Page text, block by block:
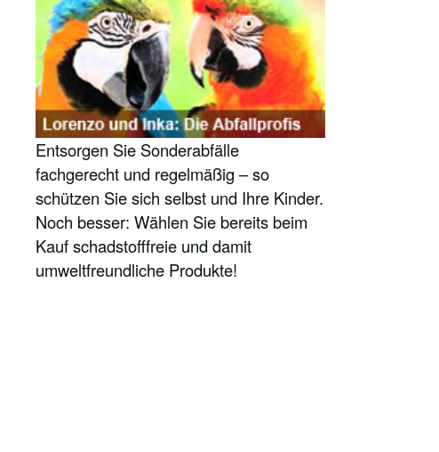
Entsorgen Sie Sonderabfälle
fachgerecht und regelmäßig – so
schützen Sie sich selbst und Ihre Kinder.
Noch besser: Wählen Sie bereits beim
Kauf schadstofffreie und damit
umweltfreundliche Produkte!